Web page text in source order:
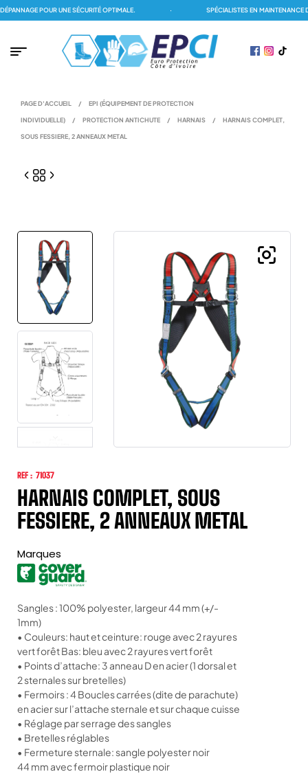
POUR UNE SÉCURITÉ OPTIMALE. SPÉCIALISTES EN MAINTENANCE
PAGE D'ACCUEIL / EPI (ÉQUIPEMENT DE PROTECTION
INDIVIDUELLE) / PROTECTION ANTICHUTE / HARNAIS / HARNAIS COMPLET,
SOUS FESSIERE, 2 ANNEAUX METAL
REF : 71037
HARNAIS COMPLET, SOUS
FESSIERE, 2 ANNEAUX METAL
Marques
Sangles : 100% polyester, largeur 44 mm (+/-
1mm)
• Couleurs: haut et ceinture: rouge avec 2 rayures
vert forêt Bas: bleu avec 2 rayures vert forêt
• Points d’attache: 3 anneau D en acier (1 dorsal et
2 sternales sur bretelles)
• Fermoirs : 4 Boucles carrées (dite de parachute)
en acier sur l’attache sternale et sur chaque cuisse
• Réglage par serrage des sangles
• Bretelles réglables
• Fermeture sternale: sangle polyester noir
44 mm avec fermoir plastique noir